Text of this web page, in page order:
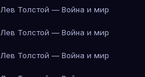
Лев Толстой — Война и мир
Лев Толстой — Война и мир
Лев Толстой — Война и мир